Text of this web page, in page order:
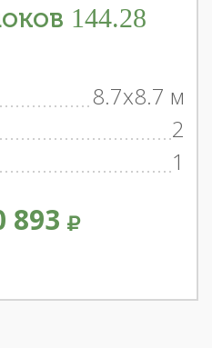
144.28
8.7x8.7 м
2
1
893